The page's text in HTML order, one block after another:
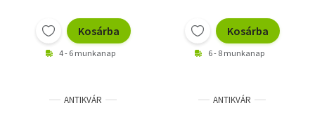
Kosárba
4 - 6 munkanap
Kosárba
6 - 8 munkanap
ANTIKVÁR ANTIKVÁR